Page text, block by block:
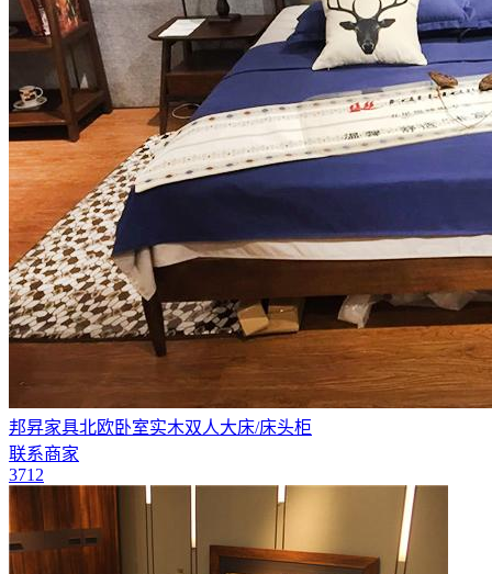
邦昇家具北欧卧室实木双人大床/床头柜
联系商家
3712